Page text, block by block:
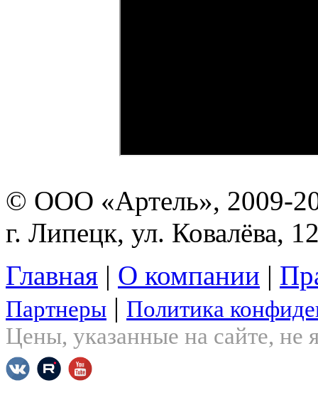
© ООО «Артель», 2009-
г. Липецк, ул. Ковалёва,
Главная | О компании |
Партнеры | Политика
Цены, указанные на сайте, не